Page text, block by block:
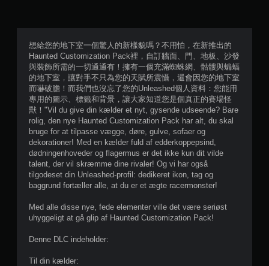
想給您的地下室一個驚人的新樣貌嗎？不用怕，在新推出的
Haunted Customization Pack裡，自訂牆面、門、地板、沙發
與裝飾所需的一切通通有！擁有一個充滿蜘蛛網、骷髏與蝙蝠
的地下室，讓對手不只為您的天賦所震懾，還會因您的地下室
而嚇破膽！而我們也沒忘了您的Unleashed個人資料：您能用
專用的圖示、標籤和背景，讓大家知道您是個真正的賽場怪
獸！"Vil du give din kælder et nyt, gysende udseende? Bare
rolig, den nye Haunted Customization Pack har alt, du skal
bruge for at tilpasse vægge, døre, gulve, sofaer og
dekorationer! Med en kælder fuld af edderkoppepsind,
dødningenhoveder og flagermus er det ikke kun dit vilde
talent, der vil skræmme dine rivaler! Og vi har også
tilgodeset din Unleashed-profil: dedikeret ikon, tag og
baggrund fortæller alle, at du er et ægte racermonster!
Med alle disse nye, fede elementer ville det være seriøst
uhyggeligt at gå glip af Haunted Customization Pack!
Denne DLC indeholder:
Til din kælder: